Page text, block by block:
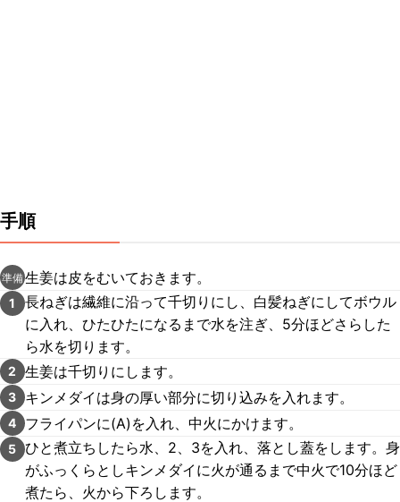
手順
準備生姜は皮をむいておきます。
1
長ねぎは繊維に沿って千切りにし、白髪ねぎにしてボウル
に入れ、ひたひたになるまで水を注ぎ、5分ほどさらした
ら水を切ります。
2 生姜は千切りにします。
3 キンメダイは身の厚い部分に切り込みを入れます。
4 フライパンに(A)を入れ、中火にかけます。
5 ひと煮立ちしたら水、2、3を入れ、落とし蓋をします。身
がふっくらとしキンメダイに火が通るまで中火で10分ほど
煮たら、火から下ろします。